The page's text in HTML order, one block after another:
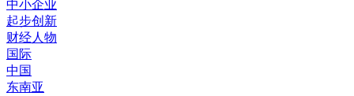
中小企业
起步创新
财经人物
国际
中国
东南亚